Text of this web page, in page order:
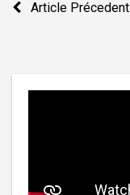
Article Précedent